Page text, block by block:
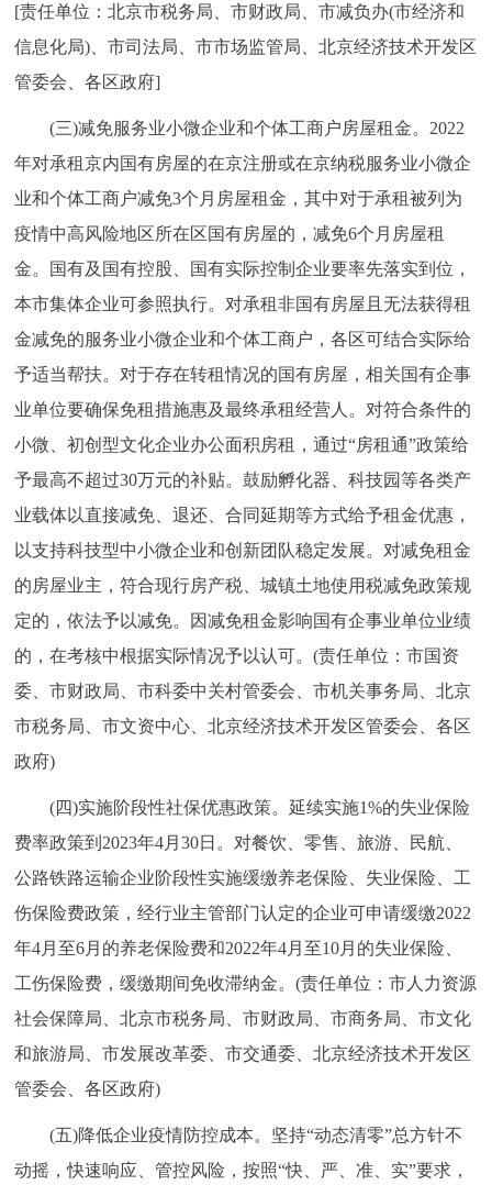
[责任单位：北京市税务局、市财政局、市减负办(市经济和
信息化局)、市司法局、市市场监管局、北京经济技术开发区
管委会、各区政府]
(三)减免服务业小微企业和个体工商户房屋租金。2022
年对承租京内国有房屋的在京注册或在京纳税服务业小微企
业和个体工商户减免3个月房屋租金，其中对于承租被列为
疫情中高风险地区所在区国有房屋的，减免6个月房屋租
金。国有及国有控股、国有实际控制企业要率先落实到位，
本市集体企业可参照执行。对承租非国有房屋且无法获得租
金减免的服务业小微企业和个体工商户，各区可结合实际给
予适当帮扶。对于存在转租情况的国有房屋，相关国有企事
业单位要确保免租措施惠及最终承租经营人。对符合条件的
小微、初创型文化企业办公面积房租，通过“房租通”政策给
予最高不超过30万元的补贴。鼓励孵化器、科技园等各类产
业载体以直接减免、退还、合同延期等方式给予租金优惠，
以支持科技型中小微企业和创新团队稳定发展。对减免租金
的房屋业主，符合现行房产税、城镇土地使用税减免政策规
定的，依法予以减免。因减免租金影响国有企事业单位业绩
的，在考核中根据实际情况予以认可。(责任单位：市国资
委、市财政局、市科委中关村管委会、市机关事务局、北京
市税务局、市文资中心、北京经济技术开发区管委会、各区
政府)
(四)实施阶段性社保优惠政策。延续实施1%的失业保险
费率政策到2023年4月30日。对餐饮、零售、旅游、民航、
公路铁路运输企业阶段性实施缓缴养老保险、失业保险、工
伤保险费政策，经行业主管部门认定的企业可申请缓缴2022
年4月至6月的养老保险费和2022年4月至10月的失业保险、
工伤保险费，缓缴期间免收滞纳金。(责任单位：市人力资源
社会保障局、北京市税务局、市财政局、市商务局、市文化
和旅游局、市发展改革委、市交通委、北京经济技术开发区
管委会、各区政府)
(五)降低企业疫情防控成本。坚持“动态清零”总方针不
动摇，快速响应、管控风险，按照“快、严、准、实”要求，